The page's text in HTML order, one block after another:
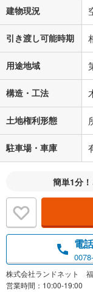
建物現況
引き渡し可能時期
用途地域
構造・工法
土地権利形態
駐車場・車庫
簡単1分
電
株式会社ランドネット
営業時間：10:00-19:00